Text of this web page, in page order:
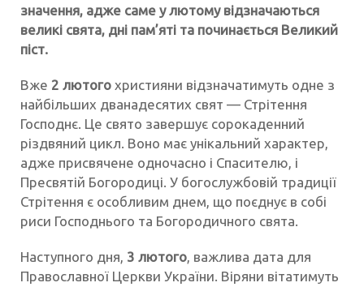
значення, адже саме у лютому відзначаються
великі свята, дні пам’яті та починається Великий
піст.
Вже 2 лютого християни відзначатимуть одне з
найбільших дванадесятих свят — Стрітення
Господнє. Це свято завершує сорокаденний
різдвяний цикл. Воно має унікальний характер,
адже присвячене одночасно і Спасителю, і
Пресвятій Богородиці. У богослужбовій традиції
Стрітення є особливим днем, що поєднує в собі
риси Господнього та Богородичного свята.
Наступного дня, 3 лютого, важлива дата для
Православної Церкви України. Віряни вітатимуть